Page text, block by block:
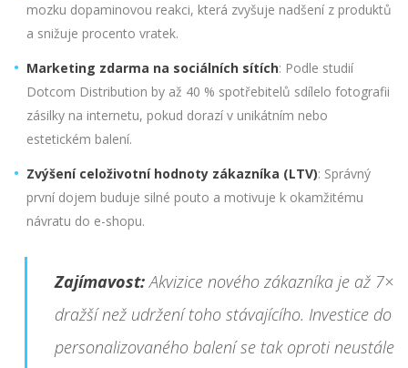
mozku dopaminovou reakci, která zvyšuje nadšení z produktů
a snižuje procento vratek.
Marketing zdarma na sociálních sítích: Podle studií
Dotcom Distribution by až 40 % spotřebitelů sdílelo fotografii
zásilky na internetu, pokud dorazí v unikátním nebo
estetickém balení.
Zvýšení celoživotní hodnoty zákazníka (LTV): Správný
první dojem buduje silné pouto a motivuje k okamžitému
návratu do e-shopu.
Zajímavost:Akvizice nového zákazníka je až 7×
dražší než udržení toho stávajícího. Investice do
personalizovaného balení se tak oproti neustále